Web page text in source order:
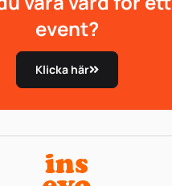
event?
Klicka här